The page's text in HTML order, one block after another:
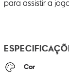
para assistir a
Cor